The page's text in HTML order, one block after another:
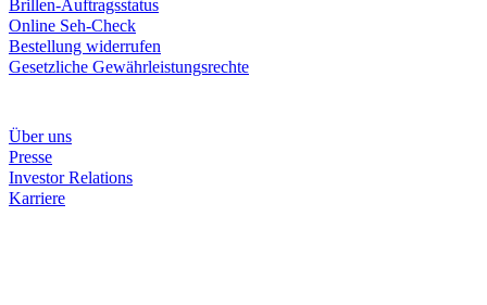
Brillen-Auftragsstatus
Online Seh-Check
Bestellung widerrufen
Gesetzliche Gewährleistungsrechte
Über uns
Presse
Investor Relations
Karriere